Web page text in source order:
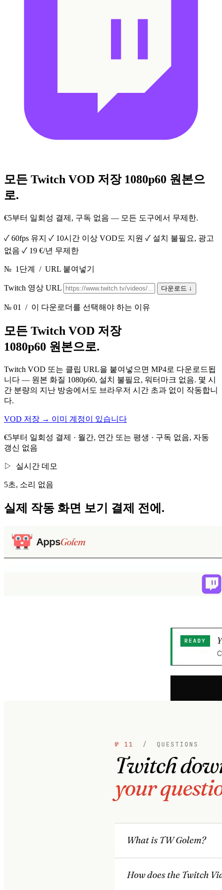
모든 Twitch VOD 저장 1080p60 원본으
로.
€5부터 일회성 결제, 구독 없음 — 모든 도구에서 무제한.
✓ 60fps 유지 ✓ 10시간 이상 VOD도 지원 ✓ 설치 불필요, 광고
없음 ✓ 19 €/년 무제한
№ 1단계 / URL 붙여넣기
Twitch 영상 URL 다운로드 ↓
№ 01 / 이 다운로더를 선택해야 하는 이유
모든 Twitch VOD 저장
1080p60 원본으로.
Twitch VOD 또는 클립 URL을 붙여넣으면 MP4로 다운로드됩
니다 — 원본 화질 1080p60, 설치 불필요, 워터마크 없음. 몇 시
간 분량의 지난 방송에서도 브라우저 시간 초과 없이 작동합니
다.
VOD 저장 → 이미 계정이 있습니다
€5부터 일회성 결제 · 월간, 연간 또는 평생 · 구독 없음, 자동
갱신 없음
▷ 실시간 데모
5초, 소리 없음
실제 작동 화면 보기 결제 전에.